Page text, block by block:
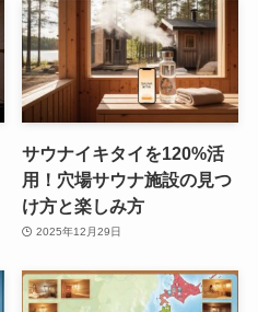
サウナイキタイを120%活
用！穴場サウナ施設の見つ
け方と楽しみ方
2025年12月29日